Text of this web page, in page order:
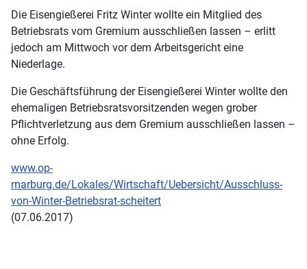
Die Eisengießerei Fritz Winter wollte ein Mitglied des
Betriebsrats vom Gremium ausschließen lassen – erlitt
jedoch am Mittwoch vor dem Arbeitsgericht eine
Niederlage.
Die Geschäftsführung der Eisengießerei Winter wollte den
ehemaligen Betriebsratsvorsitzenden wegen grober
Pflichtverletzung aus dem Gremium ausschließen lassen –
ohne Erfolg.
www.op-
marburg.de/Lokales/Wirtschaft/Uebersicht/Ausschluss-
von-Winter-Betriebsrat-scheitert
(07.06.2017)